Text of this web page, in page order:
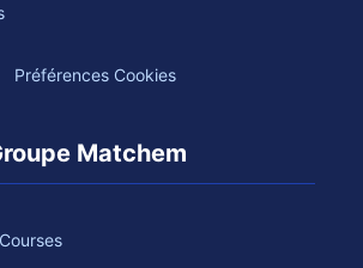
Préférences Cookies
Matchem